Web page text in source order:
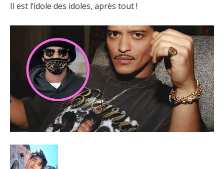
Il est l’idole des idoles, après tout !